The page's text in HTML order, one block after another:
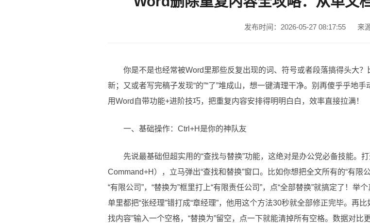
发布时间：2026-05-27 08:17:55 来
你是不是也经常被Word里那些反复出现的词、符号或者段落搞得头大
新；又或者写完稿子发现“的”“了”堆成山，想一键清理干净。别再傻乎乎地
用Word自带功能+进阶技巧，把重复内容安排得明明白白，效率直接拉满！
一、基础操作：Ctrl+H是你的神队友
先说最基础但超实用的“查找与替换”功能，这绝对是办公党必备技能。
Command+H），立马弹出“查找和替换”窗口。比如你想把全文所有的“有限
“有限公司”，“替换为”框里打上“有限责任公司”，点“全部替换”就搞定了！
单里都把“张经理”错打成“章经理”，他用这个方法30秒就全部修正完毕。再
找内容”输入一个空格，“替换为”留空，点一下就能清掉所有空格。数据对